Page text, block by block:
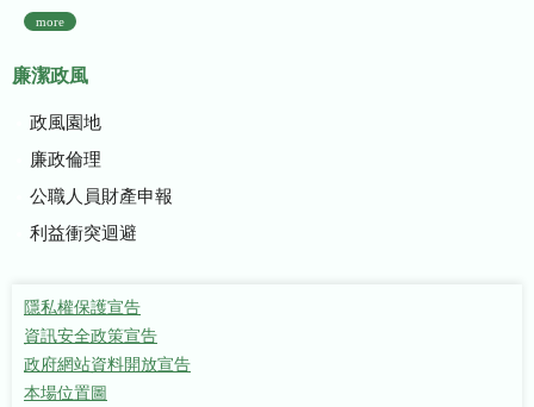
more
廉潔政風
政風園地
廉政倫理
公職人員財產申報
利益衝突迴避
隱私權保護宣告
資訊安全政策宣告
政府網站資料開放宣告
本場位置圖